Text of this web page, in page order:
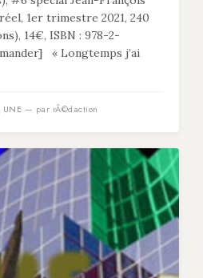
1er trimestre 2021, 240
14€, ISBN : 978-2-
« Longtemps j’ai
UNE — par rÃ©daction